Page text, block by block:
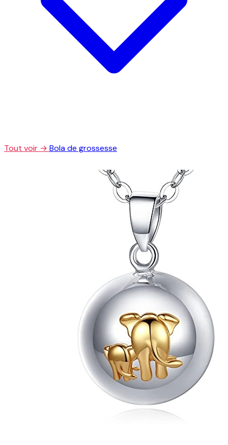
Tout voir → Bola de grossesse